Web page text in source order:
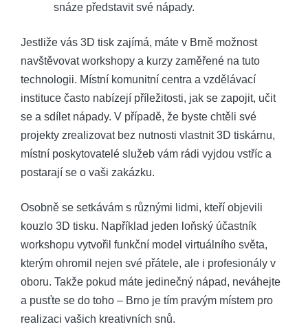
snáze představit své nápady.
Jestliže vás 3D tisk zajímá, máte v Brně možnost
navštěvovat workshopy a kurzy zaměřené na tuto
technologii. Místní komunitní centra a vzdělávací
instituce často nabízejí příležitosti, jak se zapojit, učit
se a sdílet nápady. V případě, že byste chtěli své
projekty zrealizovat bez nutnosti vlastnit 3D tiskárnu,
místní poskytovatelé služeb vám rádi vyjdou vstříc a
postarají se o vaši zakázku.
Osobně se setkávám s různými lidmi, kteří objevili
kouzlo 3D tisku. Například jeden loňský účastník
workshopu vytvořil funkční model virtuálního světa,
kterým ohromil nejen své přátele, ale i profesionály v
oboru. Takže pokud máte jedinečný nápad, neváhejte
a pusťte se do toho – Brno je tím pravým místem pro
realizaci vašich kreativních snů.